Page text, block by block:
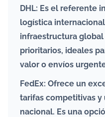
DHL: Es el referente
logística
infraestructura
prioritarios, ideales
valor o envíos
FedEx: Ofrece un
tarifas competitivas y
nacional. Es una